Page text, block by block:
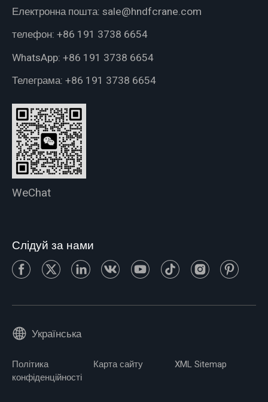
Електронна пошта: sale@hndfcrane.com
телефон: +86 191 3738 6654
WhatsApp: +86 191 3738 6654
Телеграма: +86 191 3738 6654
WeChat
Слідуй за нами
Українська
Політика
конфіденційності
Карта сайту XML Sitemap